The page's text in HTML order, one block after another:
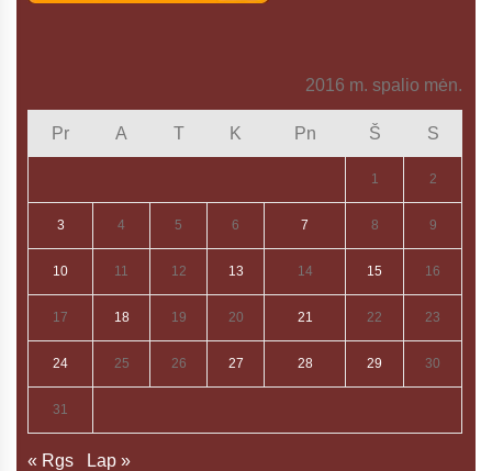
2016 m. spalio mėn.
Pr A T K Pn Š S
1 2
3 4 5 6 7 8 9
10 11 12 13 14 15 16
17 18 19 20 21 22 23
24 25 26 27 28 29 30
31
« Rgs Lap »